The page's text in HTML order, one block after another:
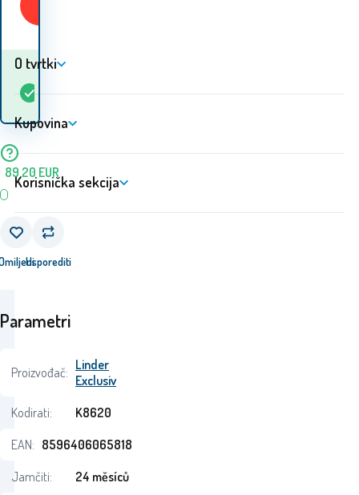
5+ ks robu? 10.08. - 11.08.
89.20 EUR
Usporediti
Parametri
Proizvođač: Linder
Exclusiv
Kodirati:
K8620
EAN: 8596406065818
Jamčiti:
24 měsíců
O tvrtki
Kupovina
Korisnička sekcija